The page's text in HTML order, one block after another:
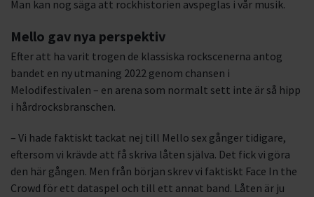
Man kan nog säga att rockhistorien avspeglas i vår musik.
Mello gav nya perspektiv
Efter att ha varit trogen de klassiska rockscenerna antog
bandet en ny utmaning 2022 genom chansen i
Melodifestivalen – en arena som normalt sett inte är så hipp
i hårdrocksbranschen.
– Vi hade faktiskt tackat nej till Mello sex gånger tidigare,
eftersom vi krävde att få skriva låten själva. Det fick vi göra
den här gången. Men från början skrev vi faktiskt Face In the
Crowd för ett dataspel och till ett annat band. Låten är ju